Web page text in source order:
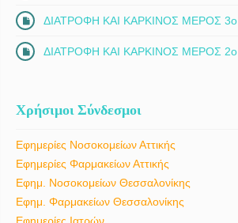
ΔΙΑΤΡΟΦΗ ΚΑΙ ΚΑΡΚΙΝΟΣ ΜΕΡΟΣ 3ο
ΔΙΑΤΡΟΦΗ ΚΑΙ ΚΑΡΚΙΝΟΣ ΜΕΡΟΣ 2ο
Χρήσιμοι Σύνδεσμοι
Εφημερίες Νοσοκομείων Αττικής
Εφημερίες Φαρμακείων Αττικής
Εφημ. Νοσοκομείων Θεσσαλονίκης
Εφημ. Φαρμακείων Θεσσαλονίκης
Εφημερίες Ιατρών